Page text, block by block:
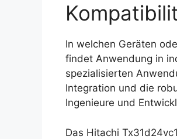
In welchen Geräten
findet Anwendung in
spezialisierten
Integration und die
Ingenieure und
Das Hitachi